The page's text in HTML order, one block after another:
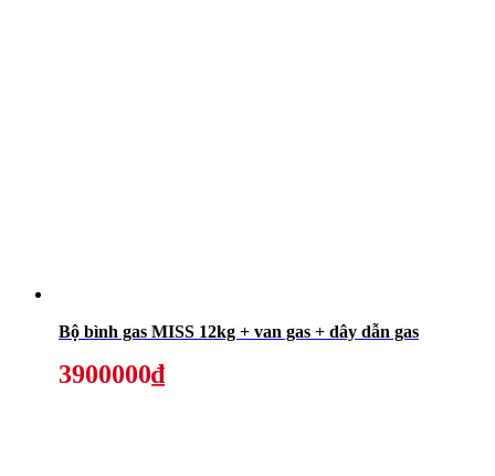
Bộ bình gas MISS 12kg + van gas + dây dẫn gas
3900000₫